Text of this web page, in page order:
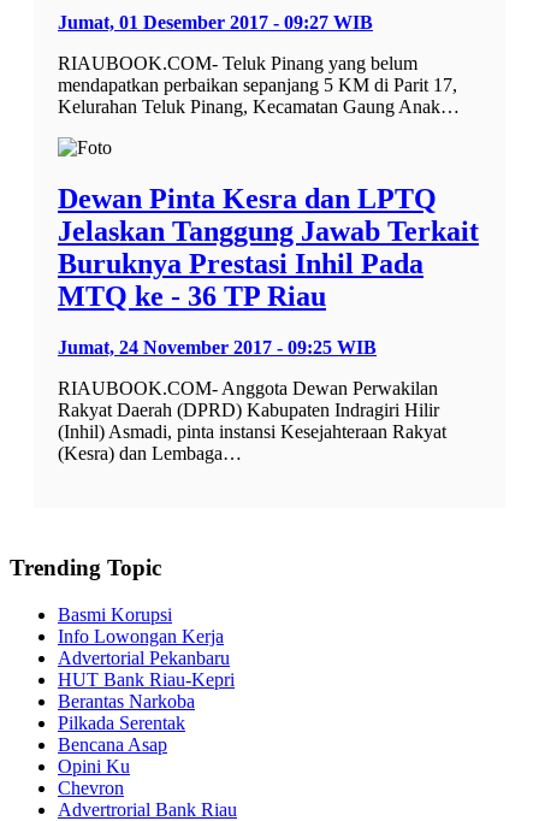
Jumat, 01 Desember 2017 - 09:27 WIB
RIAUBOOK.COM- Teluk Pinang yang belum
mendapatkan perbaikan sepanjang 5 KM di Parit 17,
Kelurahan Teluk Pinang, Kecamatan Gaung Anak…
Dewan Pinta Kesra dan LPTQ
Jelaskan Tanggung Jawab Terkait
Buruknya Prestasi Inhil Pada
MTQ ke - 36 TP Riau
Jumat, 24 November 2017 - 09:25 WIB
RIAUBOOK.COM- Anggota Dewan Perwakilan
Rakyat Daerah (DPRD) Kabupaten Indragiri Hilir
(Inhil) Asmadi, pinta instansi Kesejahteraan Rakyat
(Kesra) dan Lembaga…
Trending Topic
Basmi Korupsi
Info Lowongan Kerja
Advertorial Pekanbaru
HUT Bank Riau-Kepri
Berantas Narkoba
Pilkada Serentak
Bencana Asap
Opini Ku
Chevron
Advertrorial Bank Riau